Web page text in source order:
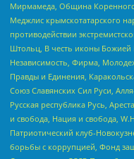
Мирмамеда, Община Коренного
Меджлис крымскотатарского
противодействии
Штольц, В честь иконы Божией
Независимость, Фирма,
Правды и Единения,
Союз Славянских Сил Руси,
Русская республика Русь,
и свобода, Нация и свобода,
Патриотический клуб-
борьбы с коррупцией, Фонд